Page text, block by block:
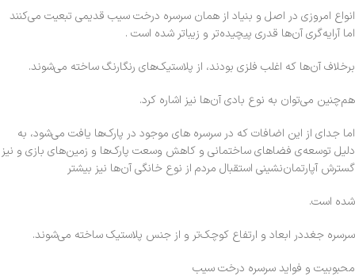
انواع امروزی در اصل و بنیاد از همان سرسره درخت سیب قدیمی تبعیت می‌کنند
اما آرایه‌گری آن‌ها قدری پیچیده‌تر و زیباتر شده است .
برخلاف آن‌ها که اغلب فلزی بودند، از پلاستیک‌های رنگارنگ ساخته می‌شوند.
هم‌چنین می‌توان به نوع بادی آن‌ها نیز اشاره کرد.
اما جدای از این اضافات که در سرسره‌ های موجود در پارک‌ها یافت می‌شود، به
دلیل توسعه‌ی فضاهای ساختمانی و کاهش وسعت پارک‌ها و زمین‌های بازی و نیز
گسترش آپارتمان‌نشینی استقبال مردم از نوع خانگی آن‌ها نیز بیشتر
شده است.
سرسره جغددر ابعاد و ارتفاع کوچک‌تر و از جنس پلاستیک ساخته می‌شوند.
محبوبیت و فواید سرسره درخت سیب